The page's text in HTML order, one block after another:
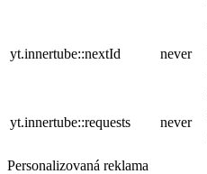
yt.innertube::nextId never
yt.innertube::requests never
Personalizovaná reklama